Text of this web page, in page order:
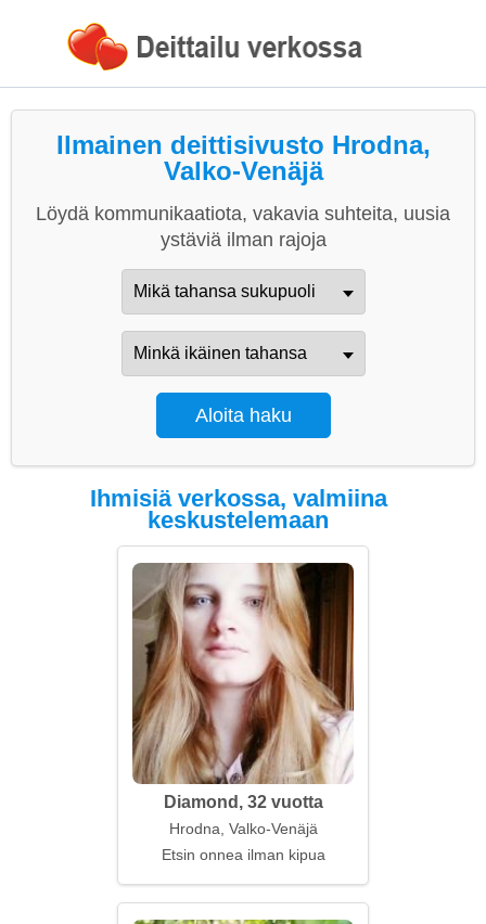
Ilmainen deittisivusto Hrodna,
Valko-Venäjä
Löydä kommunikaatiota, vakavia suhteita, uusia
ystäviä ilman rajoja
Ihmisiä verkossa, valmiina
keskustelemaan
Diamond, 32 vuotta
Hrodna, Valko-Venäjä
Etsin onnea ilman kipua